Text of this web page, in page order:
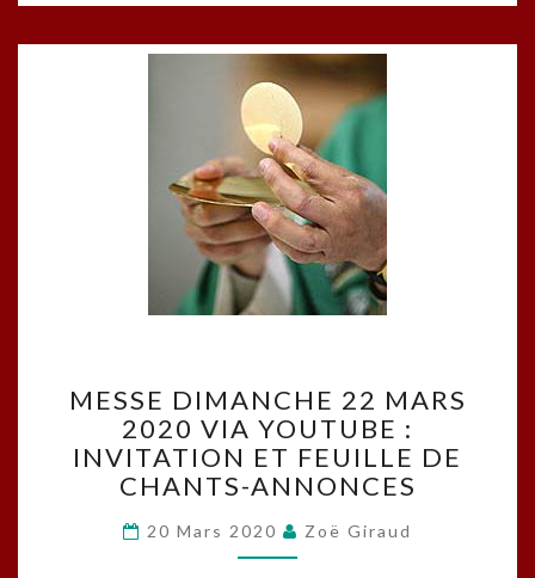
DIMANCHE
22
MARS
2020
YOUTUBE
:
MESSE DIMANCHE 22 MARS
2020 VIA YOUTUBE :
INVITATION ET FEUILLE DE
CHANTS-ANNONCES
20 Mars 2020 Zoë Giraud